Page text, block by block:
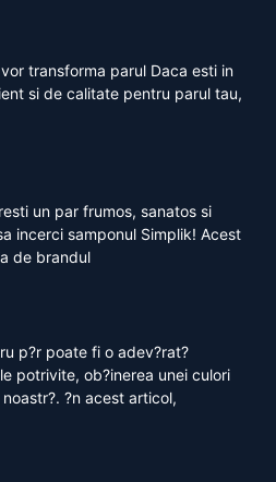
transforma parul Daca esti in
si de calitate pentru parul tau,
un par frumos, sanatos si
incerci samponul Simplik! Acest
de brandul
p?r poate fi o adev?rat?
potrivite, ob?inerea unei culori
?n acest articol,